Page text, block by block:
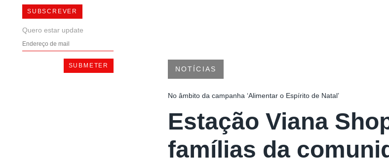
SUBSCREVER
Quero estar update
NOTÍCIAS
No âmbito da campanha ‘Alimentar o Espírito de Natal’
Estação Viana
famílias da